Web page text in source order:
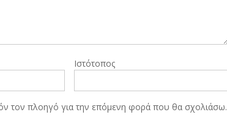
Ιστότοπος
τον πλοηγό για την επόμενη φορά που θα σχολιάσω.